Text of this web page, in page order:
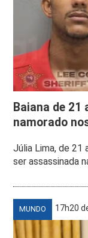
Baiana de
namorado
Júlia Lima, de 21
ser assassinada
MUNDO 17h20